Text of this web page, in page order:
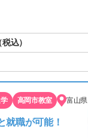
込）
高岡市教室 富山県
就職が可能！